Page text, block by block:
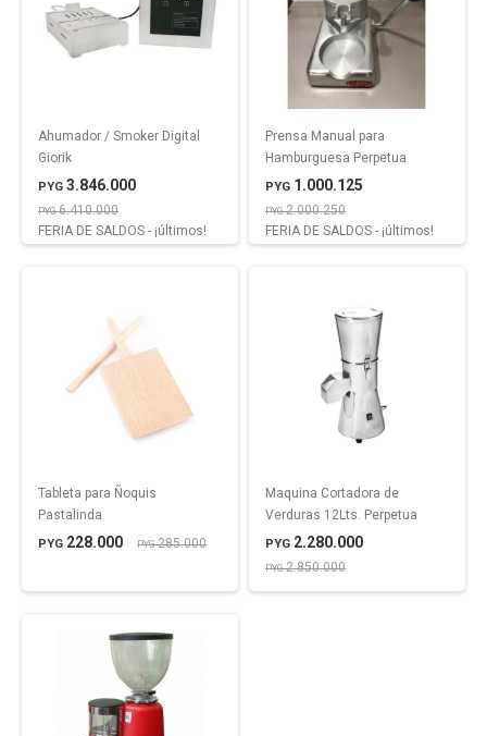
Ahumador / Smoker Digital
Giorik
PYG 3.846.000
PYG6.410.000
FERIA DE SALDOS - ¡últimos!
Prensa Manual para
Hamburguesa Perpetua
PYG 1.000.125
PYG2.000.250
FERIA DE SALDOS - ¡últimos!
Tableta para Ñoquis
Pastalinda
PYG 228.000 PYG285.000
Maquina Cortadora de
Verduras 12Lts. Perpetua
PYG 2.280.000
PYG2.850.000